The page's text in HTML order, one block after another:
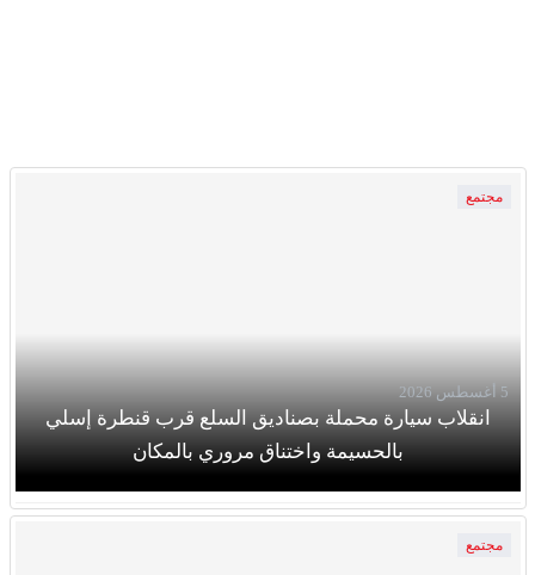
مجتمع
انقلاب سيارة محملة بصناديق السلع قرب قنطرة إسلي
بالحسيمة واختناق مروري بالمكان
5 أغسطس 2026
مجتمع